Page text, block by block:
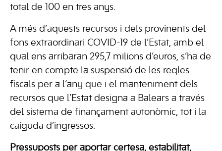
total de 100 en tres anys.
A més d’aquests recursos i dels provinents del
fons extraordinari COVID-19 de l’Estat, amb el
qual ens arribaran 295,7 milions d’euros, s’ha de
tenir en compte la suspensió de les regles
fiscals per a l’any que i el manteniment dels
recursos que l’Estat designa a Balears a través
del sistema de finançament autonòmic, tot i la
caiguda d’ingressos.
Pressuposts per aportar certesa, estabilitat,